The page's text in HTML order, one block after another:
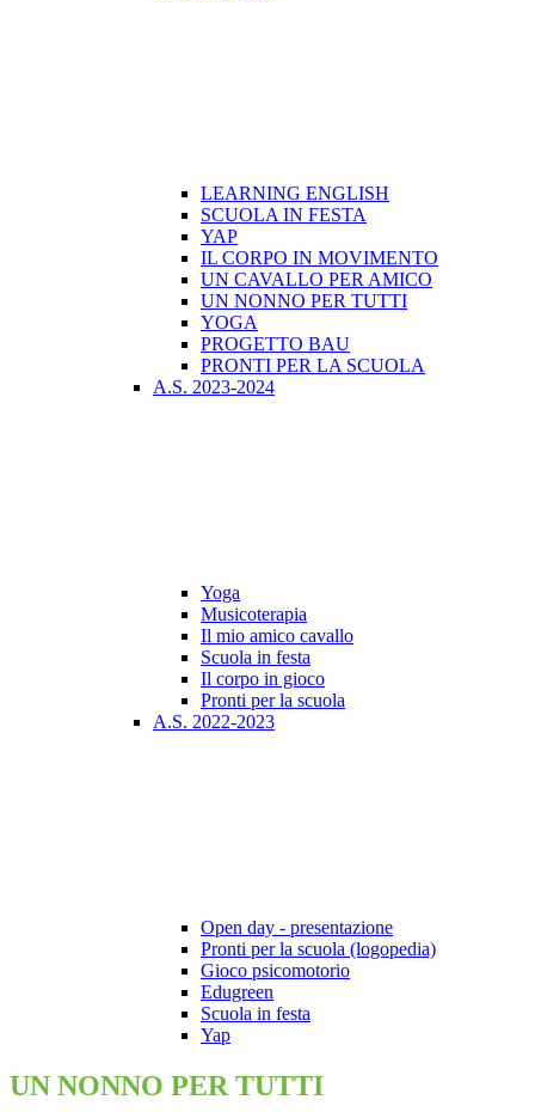
LEARNING ENGLISH
SCUOLA IN FESTA
YAP
IL CORPO IN MOVIMENTO
UN CAVALLO PER AMICO
UN NONNO PER TUTTI
YOGA
PROGETTO BAU
PRONTI PER LA SCUOLA
A.S. 2023-2024
Yoga
Musicoterapia
Il mio amico cavallo
Scuola in festa
Il corpo in gioco
Pronti per la scuola
A.S. 2022-2023
Open day - presentazione
Pronti per la scuola (logopedia)
Gioco psicomotorio
Edugreen
Scuola in festa
Yap
UN NONNO PER TUTTI